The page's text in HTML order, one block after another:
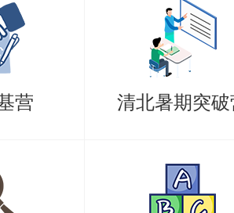
。
报成功后，请将本通知
、个人陈述、本科成绩
不包含推荐信），发送
。
营 清北暑期突破